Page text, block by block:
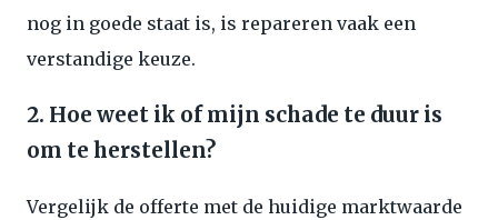
nog in goede staat is, is repareren vaak een
verstandige keuze.
2. Hoe weet ik of mijn schade te duur is
om te herstellen?
Vergelijk de offerte met de huidige marktwaarde